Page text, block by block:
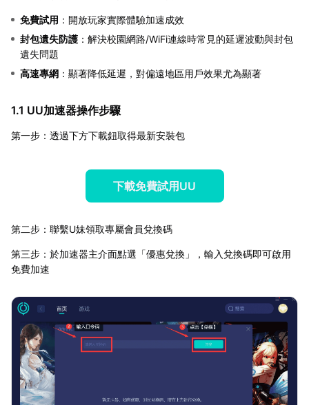
免費試用 ：開放玩家實際體驗加速成效
封包遺失防護 ：解決校園網路/WiFi連線時常見的延遲波動與封包
遺失問題
高速專網 ：顯著降低延遲，對偏遠地區用戶效果尤為顯著
1.1 UU加速器操作步驟
第一步：透過下方下載鈕取得最新安裝包
下載免費試用UU
第二步：聯繫U妹領取專屬會員兌換碼
第三步：於加速器主介面點選「優惠兌換」，輸入兌換碼即可啟用
免費加速